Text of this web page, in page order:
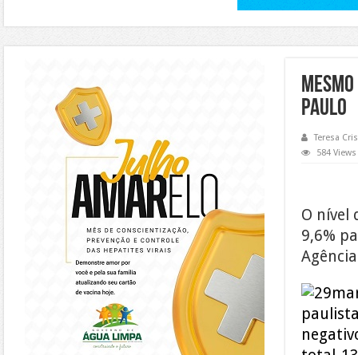
Paulo
Teresa
584 Views
O nível
9,6%